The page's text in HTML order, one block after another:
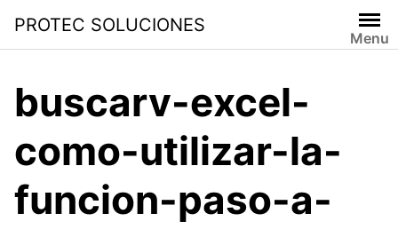
PROTEC SOLUCIONES
Menu
buscarv-excel-
como-utilizar-la-
funcion-paso-a-